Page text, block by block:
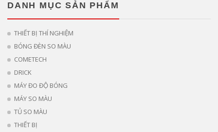
DANH MỤC SẢN PHẨM
THIẾT BỊ THÍ NGHIỆM
BÓNG ĐÈN SO MÀU
COMETECH
DRICK
MÁY ĐO ĐỘ BÓNG
MÁY SO MÀU
TỦ SO MÀU
THIẾT BỊ